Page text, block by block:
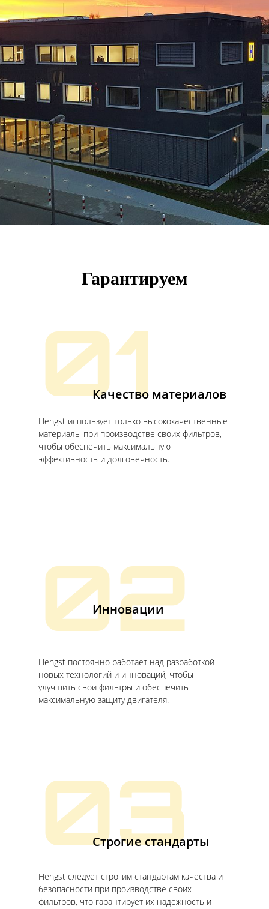
Гарантируем
01
Качество материалов
Hengst использует только высококачественные
материалы при производстве своих фильтров,
чтобы обеспечить максимальную
эффективность и долговечность.
02
Инновации
Hengst постоянно работает над разработкой
новых технологий и инноваций, чтобы
улучшить свои фильтры и обеспечить
максимальную защиту двигателя.
03
Строгие стандарты
Hengst следует строгим стандартам качества и
безопасности при производстве своих
фильтров, что гарантирует их надежность и